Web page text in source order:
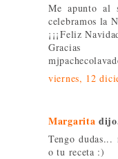
Me apunto al
celebramos la
¡¡¡Feliz
Gracias
viernes, 12
Margarita
Tengo dudas...
o tu receta :)